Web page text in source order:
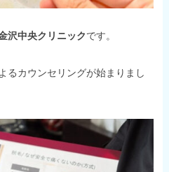
沢中央クリニックです。
るカウンセリングが始まりまし